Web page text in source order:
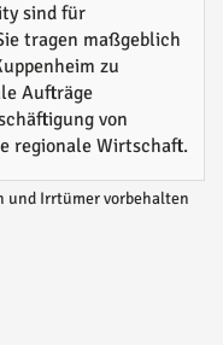
sind für
tragen maßgeblich
zu
Aufträge
von
regionale Wirtschaft.
und Irrtümer vorbehalten